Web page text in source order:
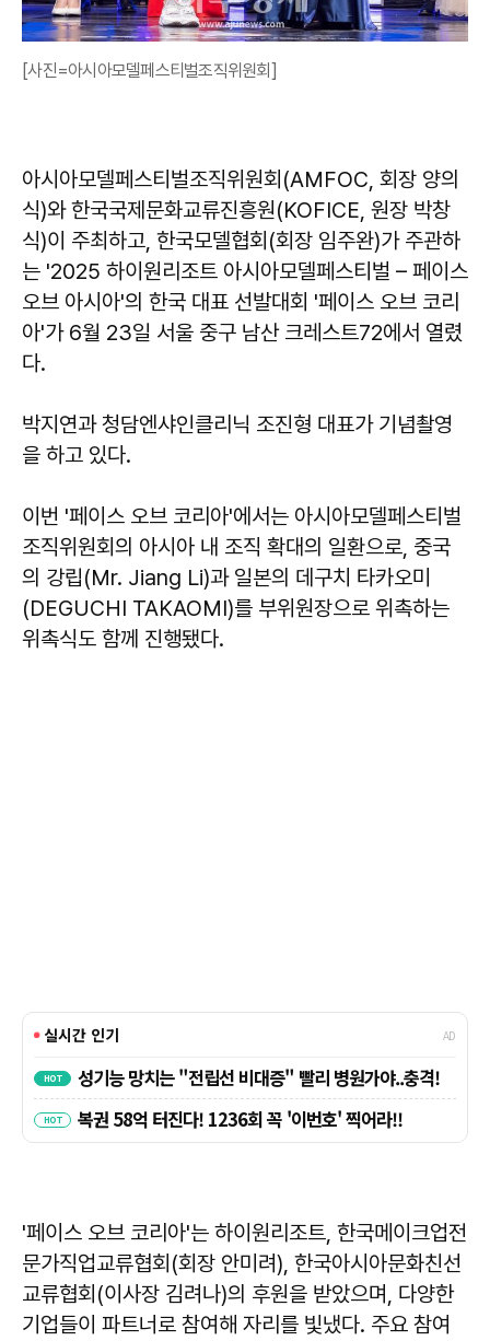
[사진=아시아모델페스티벌조직위원회]
아시아모델페스티벌조직위원회(AMFOC, 회장 양의
식)와 한국국제문화교류진흥원(KOFICE, 원장 박창
식)이 주최하고, 한국모델협회(회장 임주완)가 주관하
는 '2025 하이원리조트 아시아모델페스티벌 – 페이스
오브 아시아'의 한국 대표 선발대회 '페이스 오브 코리
아'가 6월 23일 서울 중구 남산 크레스트72에서 열렸
다.
박지연과 청담엔샤인클리닉 조진형 대표가 기념촬영
을 하고 있다.
이번 '페이스 오브 코리아'에서는 아시아모델페스티벌
조직위원회의 아시아 내 조직 확대의 일환으로, 중국
의 강립(Mr. Jiang Li)과 일본의 데구치 타카오미
(DEGUCHI TAKAOMI)를 부위원장으로 위촉하는
위촉식도 함께 진행됐다.
'페이스 오브 코리아'는 하이원리조트, 한국메이크업전
문가직업교류협회(회장 안미려), 한국아시아문화친선
교류협회(이사장 김려나)의 후원을 받았으며, 다양한
기업들이 파트너로 참여해 자리를 빛냈다. 주요 참여